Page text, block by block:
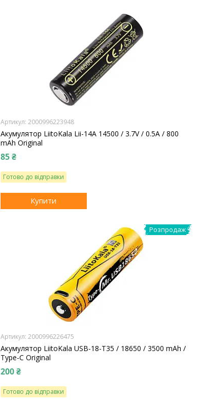
2000996223948
Акумулятор LiitoKala Lii-14A 14500 / 3.7V / 0.5A / 800
mAh Original
85 ₴
Готово до відправки
Купити
Розпродаж
2000996226475
Акумулятор LiitoKala USB-18-T35 / 18650 / 3500 mAh /
Type-C Original
200 ₴
Готово до відправки